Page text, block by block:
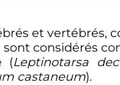
et vertébrés,
considérés
(Leptinotarsa
castaneum).